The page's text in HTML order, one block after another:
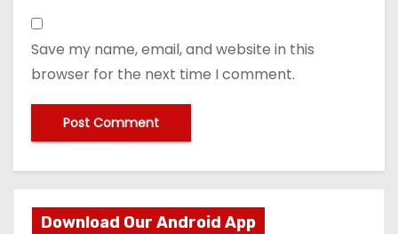
Save my name, email, and website in this
browser for the next time I comment.
Download Our Android App